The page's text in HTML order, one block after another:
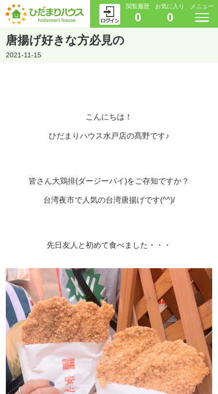
閲覧履歴
0
お気に入り
0
メニュー
唐揚げ好きな方必見の
2021-11-15
こんにちは！
ひだまりハウス水戸店の髙野です♪
皆さん大鶏排(ダージーパイ)をご存知ですか？
台湾夜市で人気の台湾唐揚げです(^^)/
先日友人と初めて食べました・・・